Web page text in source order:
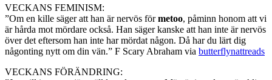
VECKANS FEMINISM:
”Om en kille säger att han är nervös förmetoo, påminn honom att vi
är hårda mot mördare också. Han säger kanske att han inte är nervös
över det eftersom han inte har mördat någon. Då har du lärt dig
någonting nytt om din vän.” F Scary Abraham via butterflynattreads
VECKANS FÖRÄNDRING: